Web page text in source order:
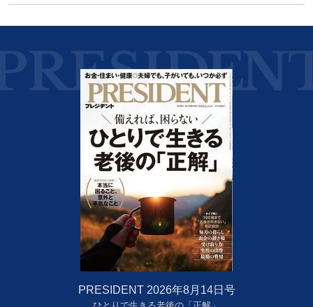
PRESIDENT 2026年8月14日号